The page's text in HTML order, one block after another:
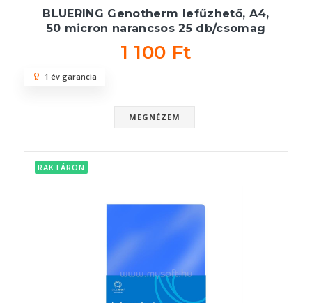
BLUERING Genotherm lefűzhető, A4,
50 micron narancsos 25 db/csomag
1 100 Ft
MEGNÉZEM
1 év garancia
RAKTÁRON